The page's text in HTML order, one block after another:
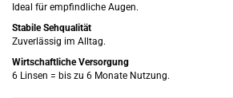
Ideal für empfindliche Augen.
Stabile Sehqualität
Zuverlässig im Alltag.
Wirtschaftliche Versorgung
6 Linsen = bis zu 6 Monate Nutzung.